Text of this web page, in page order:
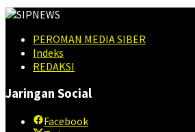
PEROMAN MEDIA SIBER
Indeks
REDAKSI
Jaringan Social
Facebook